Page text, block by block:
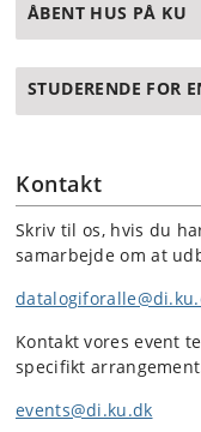
ÅBENT HUS PÅ KU
STUDERENDE FOR
Kontakt
Skriv til os, hvis du
samarbejde om at
Kontakt vores event
specifikt
events@di.ku.dk